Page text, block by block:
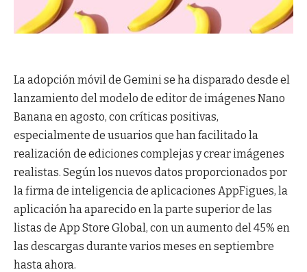
La adopción móvil de Gemini se ha disparado desde el
lanzamiento del modelo de editor de imágenes Nano
Banana en agosto, con críticas positivas,
especialmente de usuarios que han facilitado la
realización de ediciones complejas y crear imágenes
realistas. Según los nuevos datos proporcionados por
la firma de inteligencia de aplicaciones AppFigues, la
aplicación ha aparecido en la parte superior de las
listas de App Store Global, con un aumento del 45% en
las descargas durante varios meses en septiembre
hasta ahora.